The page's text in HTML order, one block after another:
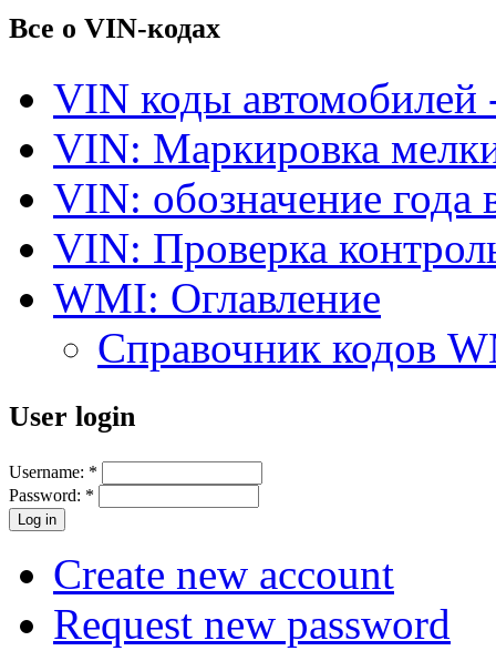
Все о VIN-кодах
VIN коды автомобилей
VIN: Маркировка
VIN: обозначение года
VIN: Проверка
WMI: Оглавление
Справочник кодов
User login
Username: *
Password: *
Create new account
Request new password